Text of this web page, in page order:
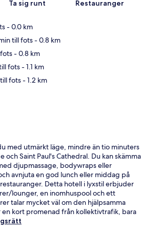
Ta sig runt Restauranger
- 0.0 km
till fots- 0.8 km
- 0.8 km
fots- 1.1 km
fots- 1.2 km
med utmärkt läge, mindre än tio minuters
Saint Paul's Cathedral. Du kan skämma
djupmassage, bodywraps eller
avnjuta en god lunch eller middag på
Detta hotell i lyxstil erbjuder
lounger, en inomhuspool och ett
talar mycket väl om den hjälpsamma
kort promenad från kollektivtrafik, bara
Station och till Mansion House